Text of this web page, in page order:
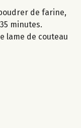
de farine,
minutes.
lame de couteau